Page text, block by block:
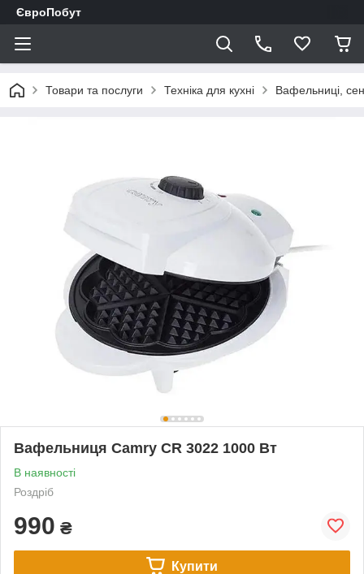
ЄвроПобут
Товари та послуги Техніка для кухні Вафельниці,
Вафельниця Camry CR 3022 1000 Вт
В наявності
Роздріб
990 ₴
Купити